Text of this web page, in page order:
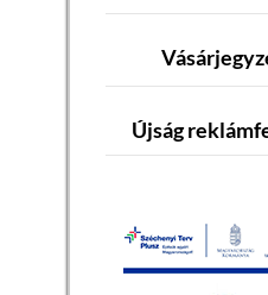
Újság